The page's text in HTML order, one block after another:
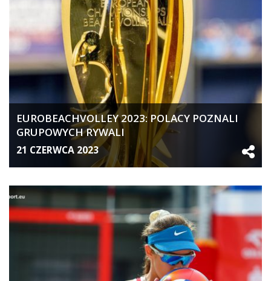
EUROBEACHVOLLEY 2023: POLACY POZNALI
GRUPOWYCH RYWALI
21 CZERWCA 2023